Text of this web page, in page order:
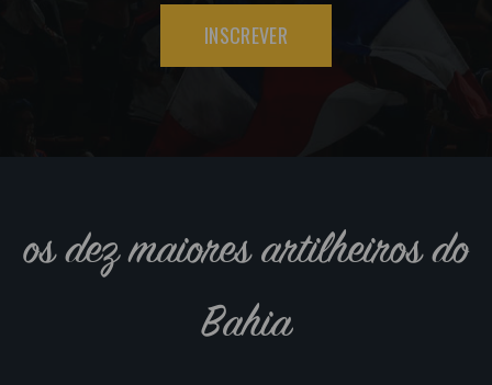
INSCREVER
os dez maiores artilheiros do
Bahia